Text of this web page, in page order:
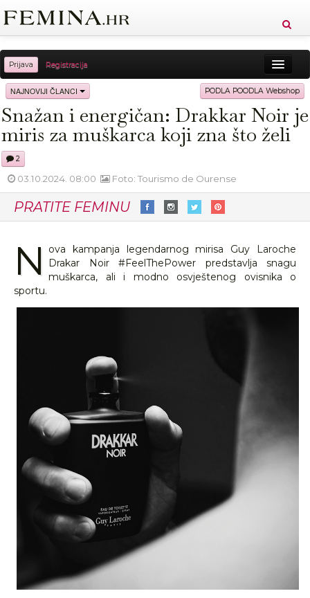
Prijava Registracija
Sreća Zdravlje Vitkost
Moda Ljubav Relax Putovanja Recepti
Proizvodi Knjige
NAJNOVIJI ČLANCI PODLA POODLA Webshop
Snažan i energičan: Drakkar Noir je
miris za muškarca koji zna što želi
2
03.10.2024. 08:00 Foto: Tourismo de Ourense
PRATITE FEMINU
N ova kampanja legendarnog mirisa Guy Laroche
Drakar Noir #FeelThePower predstavlja snagu
muškarca, ali i modno osvještenog ovisnika o
sportu.